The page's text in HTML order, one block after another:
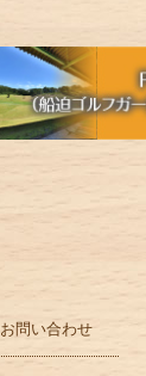
お問い合わせ